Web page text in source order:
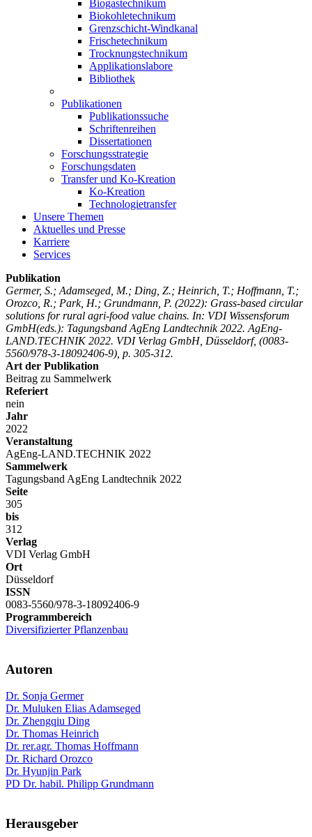
Biogastechnikum
Biokohletechnikum
Grenzschicht-Windkanal
Frischetechnikum
Trocknungstechnikum
Applikationslabore
Bibliothek
Publikationen
Publikationssuche
Schriftenreihen
Dissertationen
Forschungsstrategie
Forschungsdaten
Transfer und Ko-Kreation
Ko-Kreation
Technologietransfer
Unsere Themen
Aktuelles und Presse
Karriere
Services
Publikation
Germer, S.; Adamseged, M.; Ding, Z.; Heinrich, T.; Hoffmann, T.;
Orozco, R.; Park, H.; Grundmann, P. (2022): Grass-based circular
solutions for rural agri-food value chains. In: VDI Wissensforum
GmbH(eds.): Tagungsband AgEng Landtechnik 2022. AgEng-
LAND.TECHNIK 2022. VDI Verlag GmbH, Düsseldorf, (0083-
5560/978-3-18092406-9), p. 305-312.
Art der Publikation
Beitrag zu Sammelwerk
Referiert
nein
Jahr
2022
Veranstaltung
AgEng-LAND.TECHNIK 2022
Sammelwerk
Tagungsband AgEng Landtechnik 2022
Seite
305
bis
312
Verlag
VDI Verlag GmbH
Ort
Düsseldorf
ISSN
0083-5560/978-3-18092406-9
Programmbereich
Diversifizierter Pflanzenbau
Autoren
Dr. Sonja Germer
Dr. Muluken Elias Adamseged
Dr. Zhengqiu Ding
Dr. Thomas Heinrich
Dr. rer.agr. Thomas Hoffmann
Dr. Richard Orozco
Dr. Hyunjin Park
PD Dr. habil. Philipp Grundmann
Herausgeber